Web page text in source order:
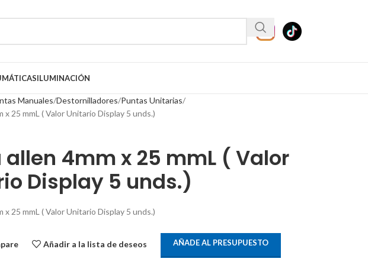
ILUMINACIÓN
Manuales Destornilladores Puntas Unitarias
x 25 mmL ( Valor Unitario Display 5 unds.)
allen 4mm x 25 mmL ( Valor
Display 5 unds.)
x 25 mmL ( Valor Unitario Display 5 unds.)
Añadir a la lista de deseos AÑADE AL PRESUPUESTO